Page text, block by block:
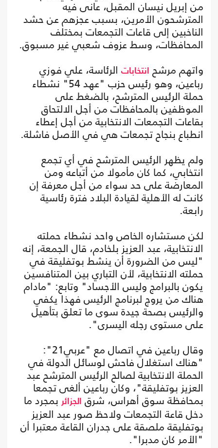
من إبريل نيسان المقبل، عانى فيه
المترشحون الأمرين، بسبب عجزهم عن حشد
الناخبين إلى قاعات التجمعات بمختلف
المحافظات، وسط عزوف شعبي غير مسبوق.
واتهم مرشح
انتخابات الرئاسة، علي فوزي
رباعين، وهو رئيس حزب "عهد 54" نشطاء
حملة الرئيس المترشح، بالضغط على
الموظفين بالمحافظات من أجل الالتحاق
بقاعات التجمعات الانتخابية من أجل إعطاء
انطباع بنجاح تجمعات هي في الأصل فاشلة.
ولم يظهر الرئيس المترشح في أي تجمع
انتخابي، كما كان مأمولا من أتباعه ومن
المعارضة على حد سواء من أجل معرفة إن
كانت له الأهلية لقيادة البلاد فترة رئاسية
رابعة.
لكن مستشاره الخاص واحد نشطاء حملته
الانتخابية، عبد العزيز بلخادم، قال الجمعة، إنه
"ليس من الضرورة أن ينشط بوتفليقة في
حملته الانتخابية، لأن التباري بين المتنافسين
يكون بالبرامج وليس الأجساد" وتابع: "مادام
هناك من يروج لبرنامج الرئيس فهذا يكفي
والرئيس بصحة جيدة سوى ما تعلق بتأهيل
على مستوى رجله اليسرى".
وقال رباعين في اتصال مع "عربي21":
"هناك استغلال فاحش لوسائل الدولة في
الحملة الانتخابية لصالح الرئيس المترشح عبد
العزيز بوتفليقة"، وكان رباعين ألغى تجمعا
بمحافظة سوق أهراس، شرق الجزائر بمجرد ما
دخل قاعة التجمعات ولاحظ صور عبد العزيز
بوتفليقة ملصقة على جدران القاعة معتبرا أن
"الأمر كان مدبرا".